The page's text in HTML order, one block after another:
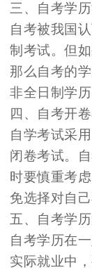
三、自考学
自考被我国
制考试。但
那么自考的
非全日制学历
四、自考开
自学考试采
闭卷考试。
时要慎重考
免选择对自
五、自考学
自考学历在
实际就业中